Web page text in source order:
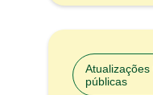
Atualizações
públicas